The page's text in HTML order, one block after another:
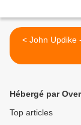
< John
Hébergé par
Top articles